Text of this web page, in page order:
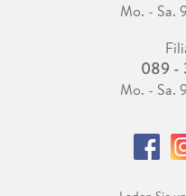
Mo. - Sa.
089 -
Mo. - Sa.